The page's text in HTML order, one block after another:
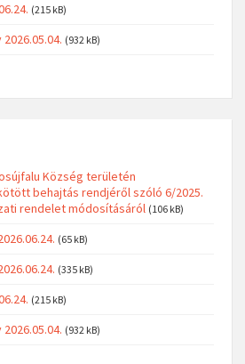
(215 kB)
(932 kB)
Község területén
behajtás rendjéről szóló 6/2025.
rendelet módosításáról (106 kB)
(65 kB)
(335 kB)
(215 kB)
(932 kB)